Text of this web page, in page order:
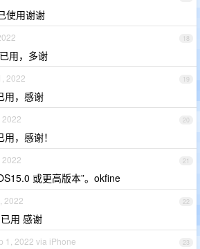
使用谢谢
18
用，多谢
19
2022
用，感谢
20
2022
，感谢！
21
2022
或更高版本”。okfine
22
2022
用 感谢
23
1, 2022 via iPhone